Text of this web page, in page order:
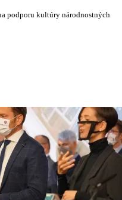
podporu kultúry národnostných